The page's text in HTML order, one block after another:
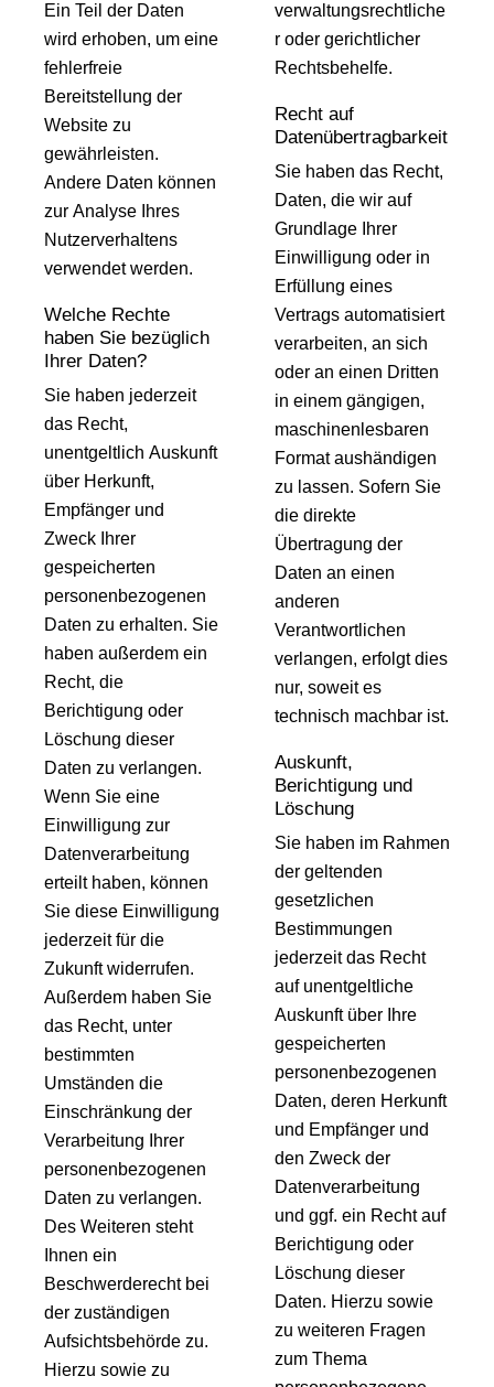
Ein Teil der Daten
wird erhoben, um eine
fehlerfreie
Bereitstellung der
Website zu
gewährleisten.
Andere Daten können
zur Analyse Ihres
Nutzerverhaltens
verwendet werden.
Welche Rechte
haben Sie bezüglich
Ihrer Daten?
Sie haben jederzeit
das Recht,
unentgeltlich Auskunft
über Herkunft,
Empfänger und
Zweck Ihrer
gespeicherten
personenbezogenen
Daten zu erhalten. Sie
haben außerdem ein
Recht, die
Berichtigung oder
Löschung dieser
Daten zu verlangen.
Wenn Sie eine
Einwilligung zur
Datenverarbeitung
erteilt haben, können
Sie diese Einwilligung
jederzeit für die
Zukunft widerrufen.
Außerdem haben Sie
das Recht, unter
bestimmten
Umständen die
Einschränkung der
Verarbeitung Ihrer
personenbezogenen
Daten zu verlangen.
Des Weiteren steht
Ihnen ein
Beschwerderecht bei
der zuständigen
Aufsichtsbehörde zu.
Hierzu sowie zu
verwaltungsrechtliche
r oder gerichtlicher
Rechtsbehelfe.
Recht auf
Datenübertragbarkeit
Sie haben das Recht,
Daten, die wir auf
Grundlage Ihrer
Einwilligung oder in
Erfüllung eines
Vertrags automatisiert
verarbeiten, an sich
oder an einen Dritten
in einem gängigen,
maschinenlesbaren
Format aushändigen
zu lassen. Sofern Sie
die direkte
Übertragung der
Daten an einen
anderen
Verantwortlichen
verlangen, erfolgt dies
nur, soweit es
technisch machbar ist.
Auskunft,
Berichtigung und
Löschung
Sie haben im Rahmen
der geltenden
gesetzlichen
Bestimmungen
jederzeit das Recht
auf unentgeltliche
Auskunft über Ihre
gespeicherten
personenbezogenen
Daten, deren Herkunft
und Empfänger und
den Zweck der
Datenverarbeitung
und ggf. ein Recht auf
Berichtigung oder
Löschung dieser
Daten. Hierzu sowie
zu weiteren Fragen
zum Thema